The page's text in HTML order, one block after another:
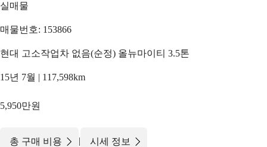
실매물
매물번호: 153866
현대 고소작업차 없음(순정) 올뉴마이티 3.5톤
15년 7월 | 117,598km
5,950만원
총 구매 비용 | 시세 정보